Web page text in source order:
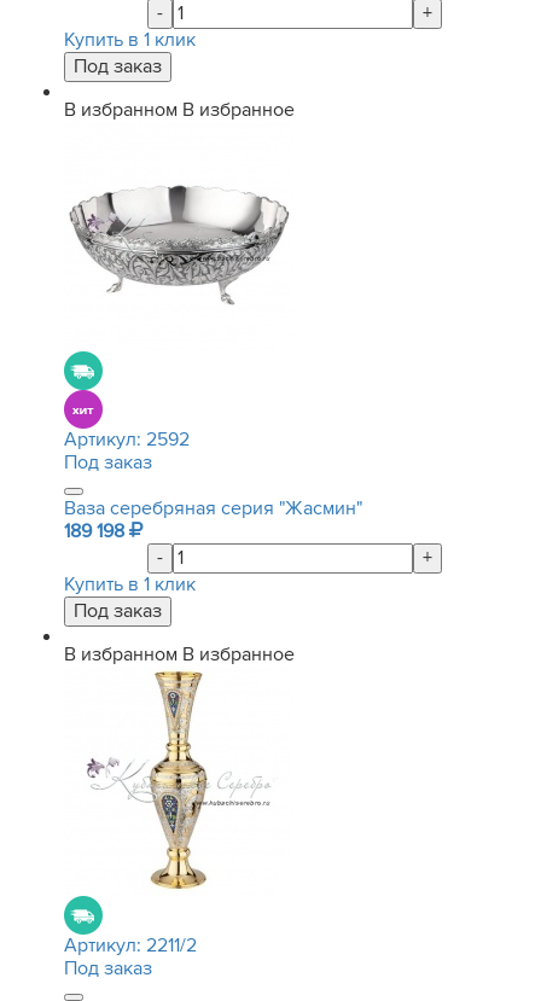
-
+
Купить в 1 клик
В избранном В избранное
Артикул: 2592
Под заказ
Ваза серебряная серия "Жасмин"
189 198
-
+
Купить в 1 клик
В избранном В избранное
Артикул: 2211/2
Под заказ